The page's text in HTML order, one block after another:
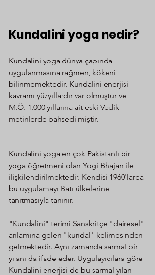
Kundalini yoga nedir?
Kundalini yoga dünya çapında
uygulanmasına rağmen, kökeni
bilinmemektedir. Kundalini enerjisi
kavramı yüzyıllardır var olmuştur ve
M.Ö. 1.000 yıllarına ait eski Vedik
metinlerde bahsedilmiştir.
Kundalini yoga en çok Pakistanlı bir
yoga öğretmeni olan Yogi Bhajan ile
ilişkilendirilmektedir. Kendisi 1960'larda
bu uygulamayı Batı ülkelerine
tanıtmasıyla tanınır.
"Kundalini" terimi Sanskritçe "dairesel"
anlamına gelen "kundal" kelimesinden
gelmektedir. Aynı zamanda sarmal bir
yılanı da ifade eder. Uygulayıcılara göre
Kundalini enerjisi de bu sarmal yılan